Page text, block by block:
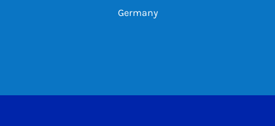
Germany